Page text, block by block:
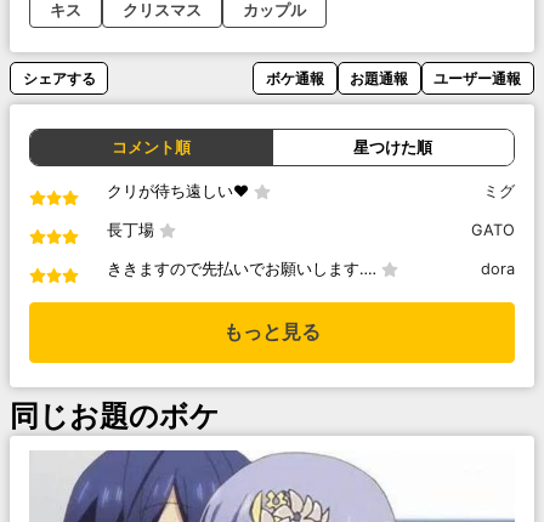
キス
クリスマス カップル
シェアする ボケ通報 お題通報 ユーザー通報
コメント順 星つけた順
クリが待ち遠しい♥️ ミグ
長丁場 GATO
ききますので先払いでお願いします‥‥ dora
もっと見る
同じお題のボケ